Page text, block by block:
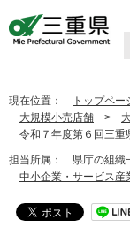
現在位置： トップペー
大規模小売店舗 >
令和７年度第６回三重
担当所属： 県庁の組
中小企業・サービス産